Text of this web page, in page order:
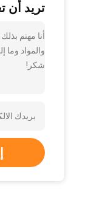
تريد أن
والمواد وما
شكر!